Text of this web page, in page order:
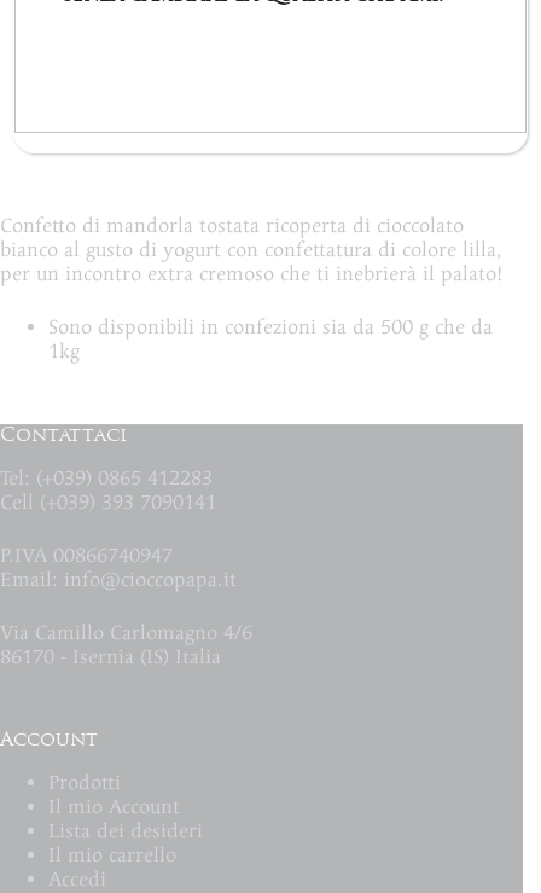
Confetto di mandorla tostata ricoperta di cioccolato
bianco al gusto di yogurt con confettatura di colore lilla,
per un incontro extra cremoso che ti inebrierà il palato!
Sono disponibili in confezioni sia da 500 g che da
1kg
Contattaci
Tel: (+039) 0865 412283
Cell (+039) 393 7090141
P.IVA 00866740947
Email: info@cioccopapa.it
Via Camillo Carlomagno 4/6
86170 - Isernia (IS) Italia
Account
Prodotti
Il mio Account
Lista dei desideri
Il mio carrello
Accedi